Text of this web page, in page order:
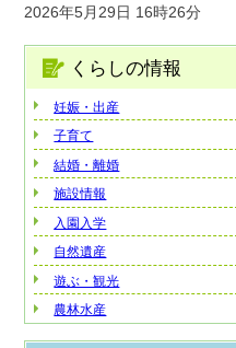
2026年5月29日 16時26分
くらしの情報
妊娠・出産
子育て
結婚・離婚
施設情報
入園入学
自然遺産
遊ぶ・観光
農林水産